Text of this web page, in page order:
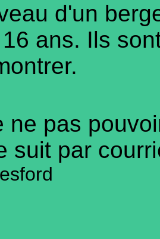
d'un
ans. Ils
ne pas
suit par